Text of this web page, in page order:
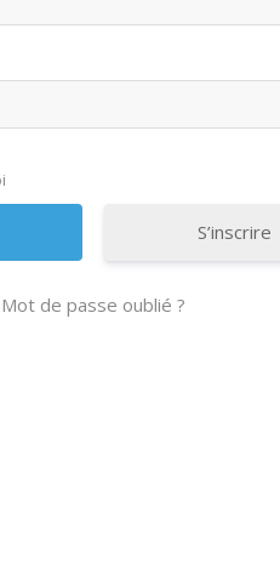
S’inscrire
Mot de passe oublié ?